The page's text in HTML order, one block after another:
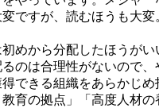
ですが、読むほうも大
から分配したほうが
のは合理性がないので
きる組織をあらかじ
育の拠点」「高度人材